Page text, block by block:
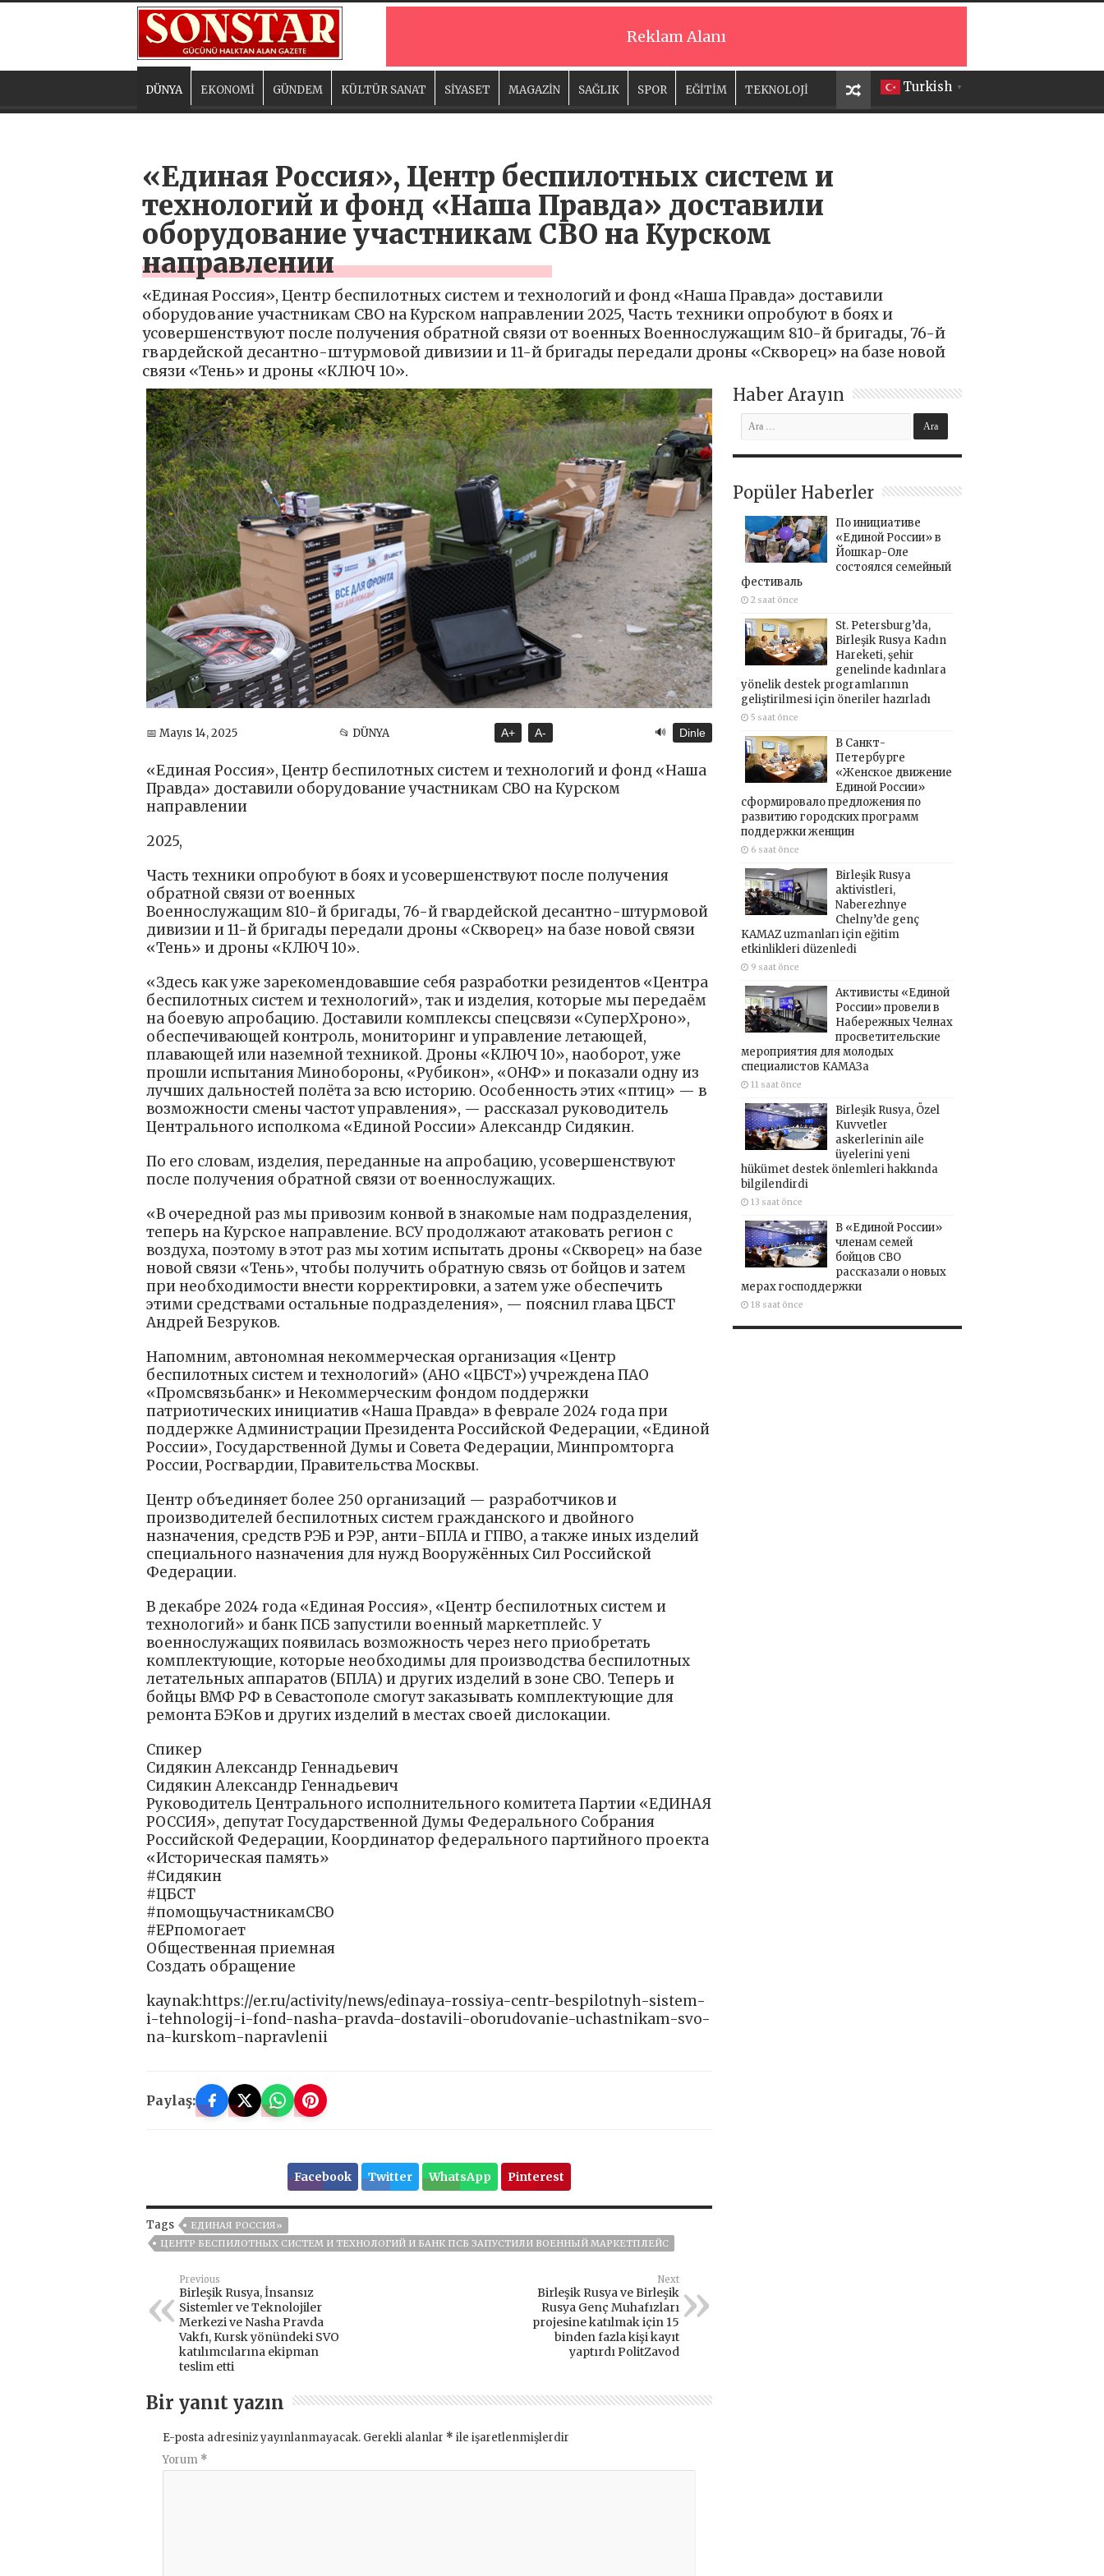
Reklam Alanı
Turkish ▼
DÜNYA EKONOMİ GÜNDEM KÜLTÜR SANAT SİYASET MAGAZİN SAĞLIK SPOR EĞİTİM TEKNOLOJİ
«Единая Россия», Центр беспилотных систем и
технологий и фонд «Наша Правда» доставили
оборудование участникам СВО на Курском
направлении
«Единая Россия», Центр беспилотных систем и технологий и фонд «Наша Правда» доставили
оборудование участникам СВО на Курском направлении 2025, Часть техники опробуют в боях и
усовершенствуют после получения обратной связи от военных Военнослужащим 810-й бригады, 76-й
гвардейской десантно-штурмовой дивизии и 11-й бригады передали дроны «Скворец» на базе новой
связи «Тень» и дроны «КЛЮЧ 10».
📅 Mayıs 14, 2025 📂 DÜNYA A+ A- 🔊 Dinle
«Единая Россия», Центр беспилотных систем и технологий и фонд «Наша
Правда» доставили оборудование участникам СВО на Курском
направлении
2025,
Часть техники опробуют в боях и усовершенствуют после получения
обратной связи от военных
Военнослужащим 810-й бригады, 76-й гвардейской десантно-штурмовой
дивизии и 11-й бригады передали дроны «Скворец» на базе новой связи
«Тень» и дроны «КЛЮЧ 10».
«Здесь как уже зарекомендовавшие себя разработки резидентов «Центра
беспилотных систем и технологий», так и изделия, которые мы передаём
на боевую апробацию. Доставили комплексы спецсвязи «СуперХроно»,
обеспечивающей контроль, мониторинг и управление летающей,
плавающей или наземной техникой. Дроны «КЛЮЧ 10», наоборот, уже
прошли испытания Минобороны, «Рубикон», «ОНФ» и показали одну из
лучших дальностей полёта за всю историю. Особенность этих «птиц» — в
возможности смены частот управления», — рассказал руководитель
Центрального исполкома «Единой России» Александр Сидякин.
По его словам, изделия, переданные на апробацию, усовершенствуют
после получения обратной связи от военнослужащих.
«В очередной раз мы привозим конвой в знакомые нам подразделения,
теперь на Курское направление. ВСУ продолжают атаковать регион с
воздуха, поэтому в этот раз мы хотим испытать дроны «Скворец» на базе
новой связи «Тень», чтобы получить обратную связь от бойцов и затем
при необходимости внести корректировки, а затем уже обеспечить
этими средствами остальные подразделения», — пояснил глава ЦБСТ
Андрей Безруков.
Напомним, автономная некоммерческая организация «Центр
беспилотных систем и технологий» (АНО «ЦБСТ») учреждена ПАО
«Промсвязьбанк» и Некоммерческим фондом поддержки
патриотических инициатив «Наша Правда» в феврале 2024 года при
поддержке Администрации Президента Российской Федерации, «Единой
России», Государственной Думы и Совета Федерации, Минпромторга
России, Росгвардии, Правительства Москвы.
Центр объединяет более 250 организаций — разработчиков и
производителей беспилотных систем гражданского и двойного
назначения, средств РЭБ и РЭР, анти-БПЛА и ГПВО, а также иных изделий
специального назначения для нужд Вооружённых Сил Российской
Федерации.
В декабре 2024 года «Единая Россия», «Центр беспилотных систем и
технологий» и банк ПСБ запустили военный маркетплейс. У
военнослужащих появилась возможность через него приобретать
комплектующие, которые необходимы для производства беспилотных
летательных аппаратов (БПЛА) и других изделий в зоне СВО. Теперь и
бойцы ВМФ РФ в Севастополе смогут заказывать комплектующие для
ремонта БЭКов и других изделий в местах своей дислокации.
Спикер
Сидякин Александр Геннадьевич
Сидякин Александр Геннадьевич
Руководитель Центрального исполнительного комитета Партии «ЕДИНАЯ
РОССИЯ», депутат Государственной Думы Федерального Собрания
Российской Федерации, Координатор федерального партийного проекта
«Историческая память»
#Сидякин
#ЦБСТ
#помощьучастникамСВО
#ЕРпомогает
Общественная приемная
Создать обращение
kaynak:https://er.ru/activity/news/edinaya-rossiya-centr-bespilotnyh-sistem-
i-tehnologij-i-fond-nasha-pravda-dostavili-oborudovanie-uchastnikam-svo-
na-kurskom-napravlenii
Paylaş:
Facebook Twitter WhatsApp Pinterest
Tags
ЕДИНАЯ РОССИЯ»
ЦЕНТР БЕСПИЛОТНЫХ СИСТЕМ И ТЕХНОЛОГИЙ И БАНК ПСБ ЗАПУСТИЛИ ВОЕННЫЙ МАРКЕТПЛЕЙС
Previous
Birleşik Rusya, İnsansız
Sistemler ve Teknolojiler
Merkezi ve Nasha Pravda
Vakfı, Kursk yönündeki SVO
katılımcılarına ekipman
teslim etti
Next
Birleşik Rusya ve Birleşik
Rusya Genç Muhafızları
projesine katılmak için 15
binden fazla kişi kayıt
yaptırdı PolitZavod
Bir yanıt yazın
E-posta adresiniz yayınlanmayacak. Gerekli alanlar * ile işaretlenmişlerdir
Yorum *
Haber Arayın
Popüler Haberler
По инициативе
«Единой России» в
Йошкар-Оле
состоялся семейный
фестиваль
2 saat önce
St. Petersburg’da,
Birleşik Rusya Kadın
Hareketi, şehir
genelinde kadınlara
yönelik destek programlarının
geliştirilmesi için öneriler hazırladı
5 saat önce
В Санкт-
Петербурге
«Женское движение
Единой России»
сформировало предложения по
развитию городских программ
поддержки женщин
6 saat önce
Birleşik Rusya
aktivistleri,
Naberezhnye
Chelny’de genç
KAMAZ uzmanları için eğitim
etkinlikleri düzenledi
9 saat önce
Активисты «Единой
России» провели в
Набережных Челнах
просветительские
мероприятия для молодых
специалистов КАМАЗа
11 saat önce
Birleşik Rusya, Özel
Kuvvetler
askerlerinin aile
üyelerini yeni
hükümet destek önlemleri hakkında
bilgilendirdi
13 saat önce
В «Единой России»
членам семей
бойцов СВО
рассказали о новых
мерах господдержки
18 saat önce